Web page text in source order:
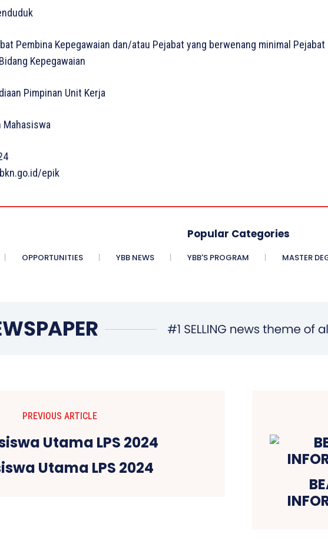
Pembina Kepegawaian dan/atau Pejabat yang berwenang minimal Pejabat
Kepegawaian
Pimpinan Unit Kerja
Mahasiswa
epik
Popular Categories
OPPORTUNITIES YBB NEWS YBB'S PROGRAM MASTER
PREVIOUS ARTICLE
Utama LPS 2024